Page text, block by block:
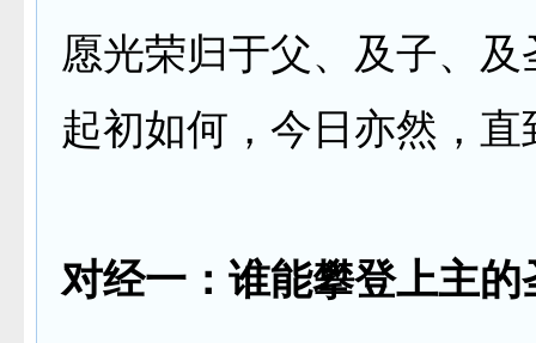
愿光荣归于父、及子、及
起初如何，今日亦然，
对经一：谁能攀登上主